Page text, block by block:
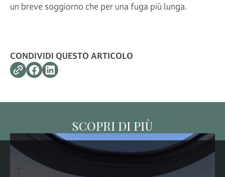
un breve soggiorno che per una fuga più lunga.
CONDIVIDI QUESTO ARTICOLO
SCOPRI DI PIÙ